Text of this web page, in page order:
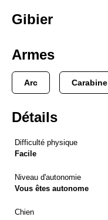
Gibier
Armes
Arc Carabine
Détails
Difficulté physique
Facile
Niveau d'autonomie
Vous êtes autonome
Chien